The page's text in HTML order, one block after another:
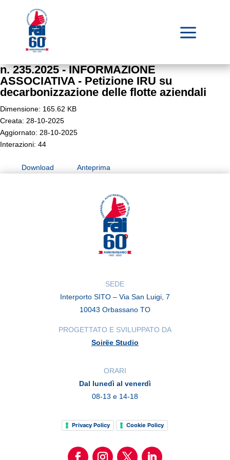
a
n. 235.2025 - INFORMAZIONE
ASSOCIATIVA - Petizione IRU su
decarbonizzazione delle flotte aziendali
Dimensione: 165.62 KB
Creata: 28-10-2025
Aggiornato: 28-10-2025
Interazioni: 44
Download Anteprima
SEDE
Interporto SITO – Via San Luigi, 7
10043 Orbassano TO
PROGETTATO E SVILUPPATO DA
Soirëe Studio
ORARI
Dal lunedì al venerdì
08-13 e 14-18
Privacy Policy Cookie Policy